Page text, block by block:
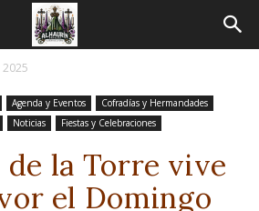
2025
Agenda y Eventos
Cofradías y Hermandades
Noticias Fiestas y Celebraciones
la Torre vive
el Domingo